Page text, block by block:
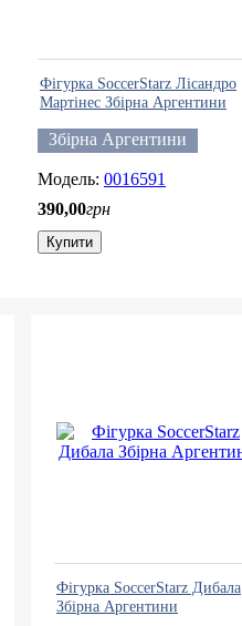
Фігурка SoccerStarz Лісандро
Мартінес Збірна Аргентини
Збірна Аргентини
0016591
390,00грн
Купити
Фігурка SoccerStarz Дибала
Збірна Аргентини